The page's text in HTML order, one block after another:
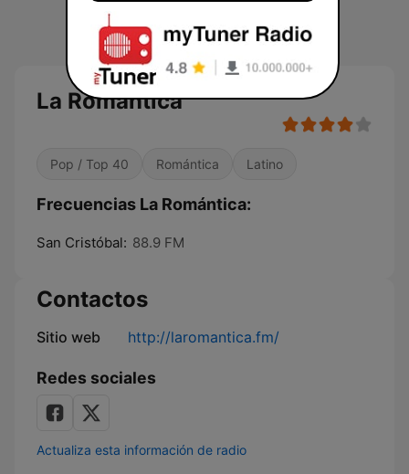
La Romántica
Pop / Top 40 Romántica Latino
Frecuencias La Romántica:
San Cristóbal: 88.9 FM
Contactos
Sitio web http://laromantica.fm/
Redes sociales
Actualiza esta información de radio